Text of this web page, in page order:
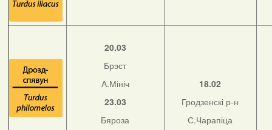
20.03
Брэст
А.Мініч
23.03
Бяроза
18.02
Гродзенскі р-н
С.Чарапіца